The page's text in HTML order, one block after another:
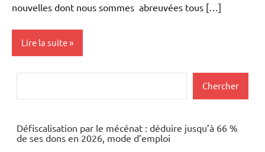
nouvelles dont nous sommes abreuvées tous […]
Lire la suite
Economie
Energies
Chercher
Défiscalisation par le mécénat : déduire jusqu’à 66 %
de ses dons en 2026, mode d’emploi